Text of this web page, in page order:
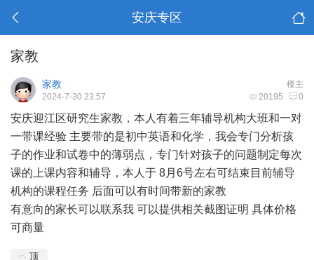
安庆专区
家教
楼主
家教
20195 0
2024-7-30 23:57
安庆迎江区研究生家教，本人有着三年辅导机构大班和一对
一带课经验 主要带的是初中英语和化学，我会专门分析孩
子的作业和试卷中的薄弱点，专门针对孩子的问题制定每次
课的上课内容和辅导，本人于 8月6号左右可结束目前辅导
机构的课程任务 后面可以有时间带新的家教
有意向的家长可以联系我 可以提供相关截图证明 具体价格
可商量
顶